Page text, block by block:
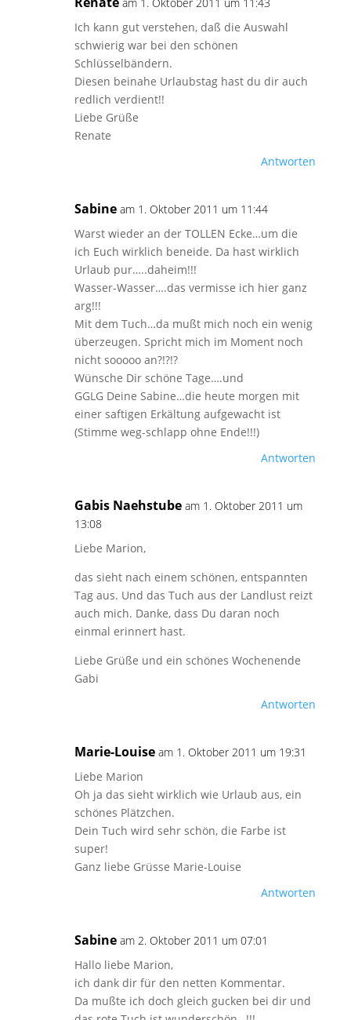
Ich kann gut verstehen, daß die Auswahl
schwierig war bei den schönen
Schlüsselbändern.
Diesen beinahe Urlaubstag hast du dir auch
redlich verdient!!
Liebe Grüße
Renate
Antworten
Sabine am 1. Oktober 2011 um 11:44
Warst wieder an der TOLLEN Ecke…um die
ich Euch wirklich beneide. Da hast wirklich
Urlaub pur…..daheim!!!
Wasser-Wasser….das vermisse ich hier ganz
arg!!!
Mit dem Tuch…da mußt mich noch ein wenig
überzeugen. Spricht mich im Moment noch
nicht sooooo an?!?!?
Wünsche Dir schöne Tage….und
GGLG Deine Sabine…die heute morgen mit
einer saftigen Erkältung aufgewacht ist
(Stimme weg-schlapp ohne Ende!!!)
Antworten
Gabis Naehstube am 1. Oktober 2011 um
13:08
Liebe Marion,
das sieht nach einem schönen, entspannten
Tag aus. Und das Tuch aus der Landlust reizt
auch mich. Danke, dass Du daran noch
einmal erinnert hast.
Liebe Grüße und ein schönes Wochenende
Gabi
Antworten
Marie-Louise am 1. Oktober 2011 um 19:31
Liebe Marion
Oh ja das sieht wirklich wie Urlaub aus, ein
schönes Plätzchen.
Dein Tuch wird sehr schön, die Farbe ist
super!
Ganz liebe Grüsse Marie-Louise
Antworten
Sabine am 2. Oktober 2011 um 07:01
Hallo liebe Marion,
ich dank dir für den netten Kommentar.
Da mußte ich doch gleich gucken bei dir und